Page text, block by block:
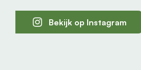
Bekijk op Instagram